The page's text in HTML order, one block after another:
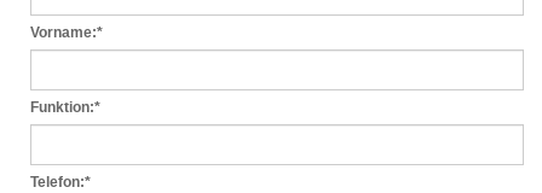
Vorname:*
Funktion:*
Telefon:*